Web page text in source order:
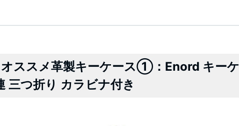
オススメ革製キーケース①：Enord キーケ
三つ折り カラビナ付き